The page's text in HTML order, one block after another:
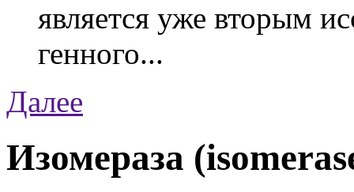
является уже вторым
генного...
Далее
Изомераза